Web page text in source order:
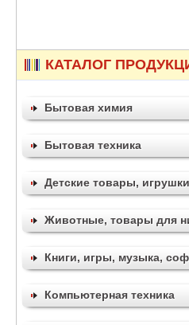
КАТАЛОГ
Бытовая химия
Бытовая техника
Детские товары, игрушки
Животные, товары для
Книги, игры, музыка,
Компьютерная техника